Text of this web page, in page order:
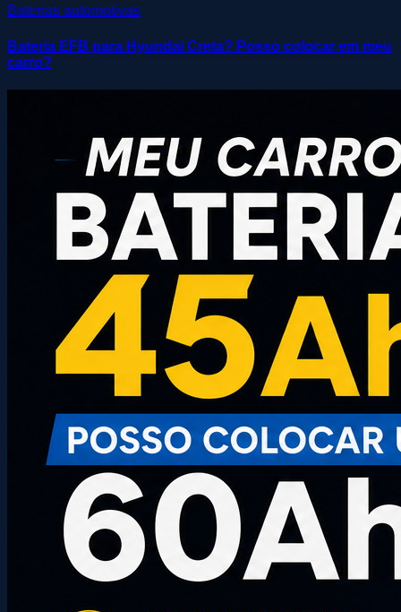
Baterias automotivas
Bateria EFB para Hyundai Creta? Posso colocar em meu
carro?